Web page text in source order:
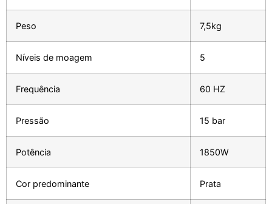
Peso 7,5kg
Níveis de moagem 5
Frequência 60 HZ
Pressão 15 bar
Potência 1850W
Cor predominante Prata